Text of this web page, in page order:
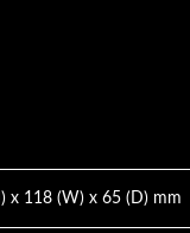
x 118 (W) x 65 (D) mm